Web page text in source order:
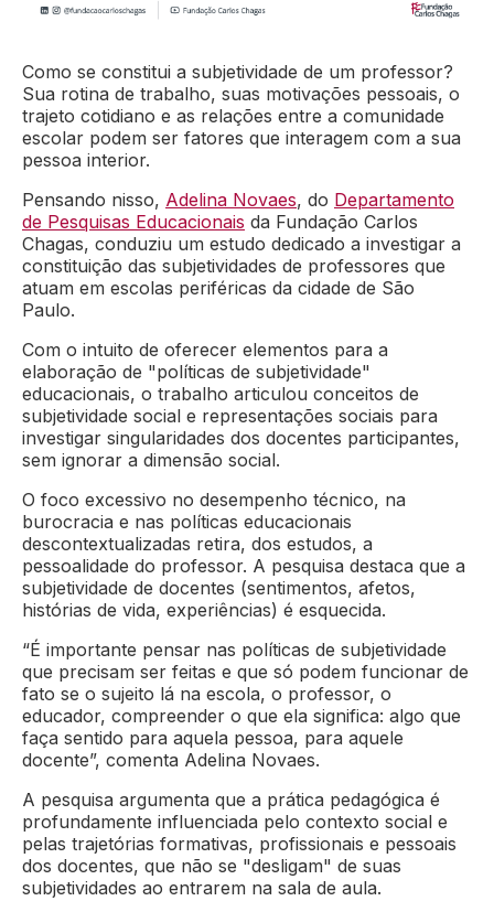
Como se constitui a subjetividade de um professor?
Sua rotina de trabalho, suas motivações pessoais, o
trajeto cotidiano e as relações entre a comunidade
escolar podem ser fatores que interagem com a sua
pessoa interior.
Pensando nisso, Adelina Novaes, do Departamento
de Pesquisas Educacionais da Fundação Carlos
Chagas, conduziu um estudo dedicado a investigar a
constituição das subjetividades de professores que
atuam em escolas periféricas da cidade de São
Paulo.
Com o intuito de oferecer elementos para a
elaboração de "políticas de subjetividade"
educacionais, o trabalho articulou conceitos de
subjetividade social e representações sociais para
investigar singularidades dos docentes participantes,
sem ignorar a dimensão social.
O foco excessivo no desempenho técnico, na
burocracia e nas políticas educacionais
descontextualizadas retira, dos estudos, a
pessoalidade do professor. A pesquisa destaca que a
subjetividade de docentes (sentimentos, afetos,
histórias de vida, experiências) é esquecida.
“É importante pensar nas políticas de subjetividade
que precisam ser feitas e que só podem funcionar de
fato se o sujeito lá na escola, o professor, o
educador, compreender o que ela significa: algo que
faça sentido para aquela pessoa, para aquele
docente”, comenta Adelina Novaes.
A pesquisa argumenta que a prática pedagógica é
profundamente influenciada pelo contexto social e
pelas trajetórias formativas, profissionais e pessoais
dos docentes, que não se "desligam" de suas
subjetividades ao entrarem na sala de aula.